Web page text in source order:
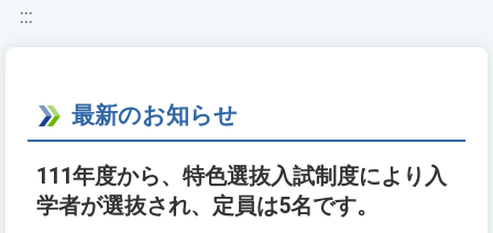
:::
最新のお知らせ
111年度から、特色選抜入試制度により入
学者が選抜され、定員は5名です。